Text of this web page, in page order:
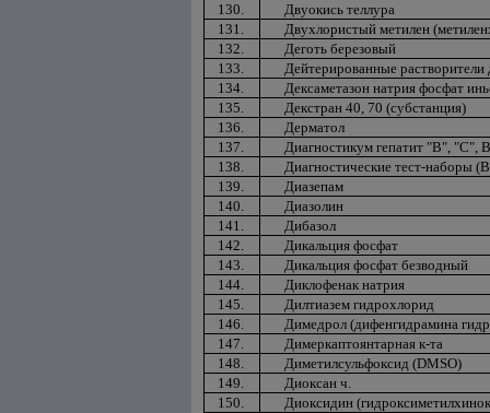
130.
Двуокись теллура
131.
Двухлористый метилен
132.
Деготь березовый
133.
Дейтерированные
134.
Дексаметазон натрия фосфат
135.
Декстран 40, 70 (субстанция)
136.
Дерматол
137.
Диагностикум гепатит "В", "С",
138.
Диагностические тест-наборы
139.
Диазепам
140.
Диазолин
141.
Дибазол
142.
Дикальция фосфат
143.
Дикальция фосфат безводный
144.
Диклофенак натрия
145.
Дилтиазем гидрохлорид
146.
Димедрол (дифенгидрамина
147.
Димеркаптоянтарная к-та
148.
Диметилсульфоксид (DMSO)
149.
Диоксан ч.
150.
Диоксидин